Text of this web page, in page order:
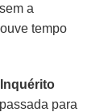
a
tempo
para